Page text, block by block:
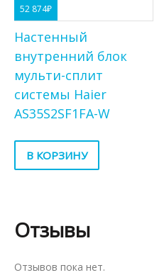
52 874₽
Настенный
внутренний блок
мульти-сплит
системы Haier
AS35S2SF1FA-W
В КОРЗИНУ
Отзывы
Отзывов пока нет.